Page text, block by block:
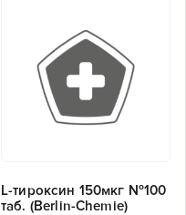
L-тироксин 150мкг №100
таб. (Berlin-Chemie)